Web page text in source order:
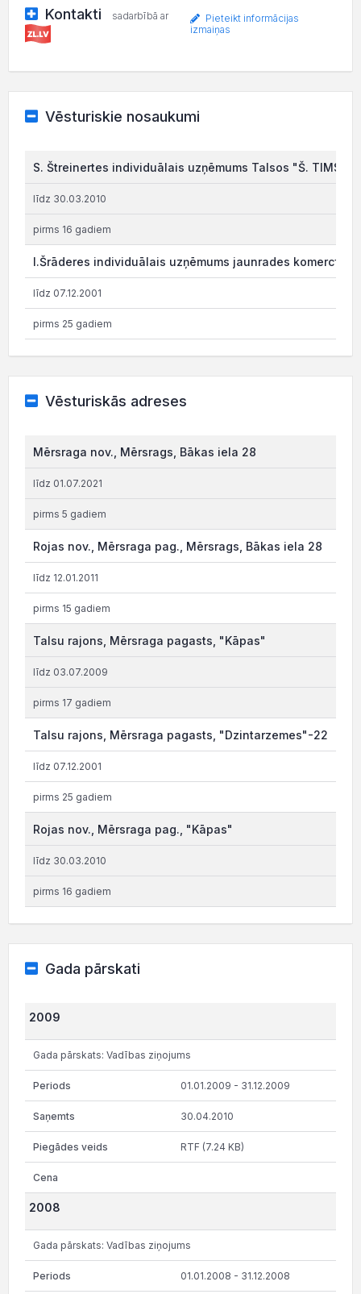
Kontakti sadarbībā ar
Pieteikt informācijas
izmaiņas
Vēsturiskie nosaukumi
S. Štreinertes individuālais uzņēmums Talsos "Š. TIMS"
līdz 30.03.2010
pirms 16 gadiem
I.Šrāderes individuālais uzņēmums jaunrades
līdz 07.12.2001
pirms 25 gadiem
Vēsturiskās adreses
Mērsraga nov., Mērsrags, Bākas iela 28
līdz 01.07.2021
pirms 5 gadiem
Rojas nov., Mērsraga pag., Mērsrags, Bākas iela 28
līdz 12.01.2011
pirms 15 gadiem
Talsu rajons, Mērsraga pagasts, "Kāpas"
līdz 03.07.2009
pirms 17 gadiem
Talsu rajons, Mērsraga pagasts, "Dzintarzemes"-22
līdz 07.12.2001
pirms 25 gadiem
Rojas nov., Mērsraga pag., "Kāpas"
līdz 30.03.2010
pirms 16 gadiem
Gada pārskati
2009
Gada pārskats: Vadības ziņojums
01.01.2009 - 31.12.2009
30.04.2010
RTF (7.24 KB)
2008
Gada pārskats: Vadības ziņojums
01.01.2008 - 31.12.2008